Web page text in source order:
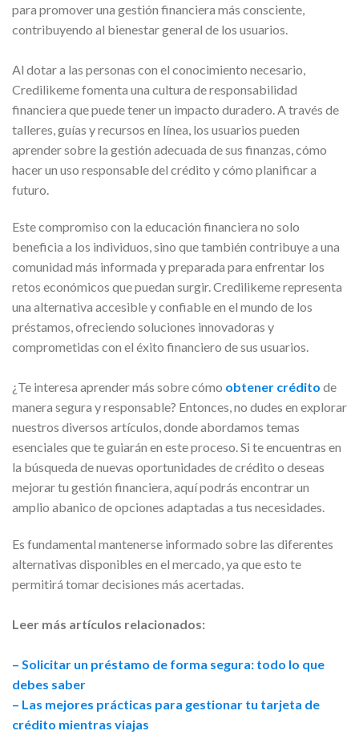
para promover una gestión financiera más consciente,
contribuyendo al bienestar general de los usuarios.
Al dotar a las personas con el conocimiento necesario,
Credilikeme fomenta una cultura de responsabilidad
financiera que puede tener un impacto duradero. A través de
talleres, guías y recursos en línea, los usuarios pueden
aprender sobre la gestión adecuada de sus finanzas, cómo
hacer un uso responsable del crédito y cómo planificar a
futuro.
Este compromiso con la educación financiera no solo
beneficia a los individuos, sino que también contribuye a una
comunidad más informada y preparada para enfrentar los
retos económicos que puedan surgir. Credilikeme representa
una alternativa accesible y confiable en el mundo de los
préstamos, ofreciendo soluciones innovadoras y
comprometidas con el éxito financiero de sus usuarios.
¿Te interesa aprender más sobre cómo obtener crédito de
manera segura y responsable? Entonces, no dudes en explorar
nuestros diversos artículos, donde abordamos temas
esenciales que te guiarán en este proceso. Si te encuentras en
la búsqueda de nuevas oportunidades de crédito o deseas
mejorar tu gestión financiera, aquí podrás encontrar un
amplio abanico de opciones adaptadas a tus necesidades.
Es fundamental mantenerse informado sobre las diferentes
alternativas disponibles en el mercado, ya que esto te
permitirá tomar decisiones más acertadas.
Leer más artículos relacionados:
– Solicitar un préstamo de forma segura: todo lo que
debes saber
– Las mejores prácticas para gestionar tu tarjeta de
crédito mientras viajas